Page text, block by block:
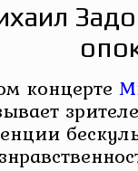
концерте